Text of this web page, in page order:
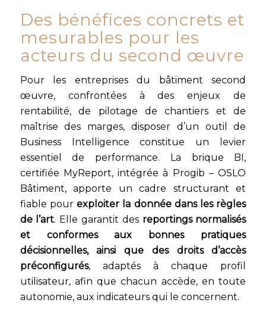
Des bénéfices concrets et
mesurables pour les
acteurs du second œuvre
Pour les entreprises du bâtiment second
œuvre, confrontées à des enjeux de
rentabilité, de pilotage de chantiers et de
maîtrise des marges, disposer d’un outil de
Business Intelligence constitue un levier
essentiel de performance. La brique BI,
certifiée MyReport, intégrée à Progib – OSLO
Bâtiment, apporte un cadre structurant et
fiable pourexploiter la donnée dans les règles
de l’art. Elle garantit des reportings normalisés
et conformes aux bonnes pratiques
décisionnelles, ainsi que des droits d’accès
préconfigurés, adaptés à chaque profil
utilisateur, afin que chacun accède, en toute
autonomie, aux indicateurs qui le concernent.